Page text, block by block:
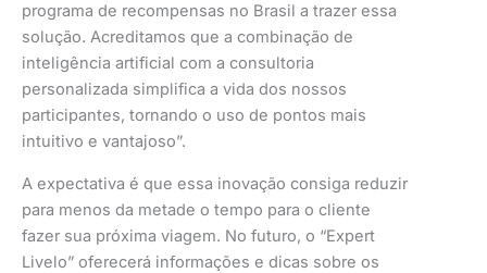
programa de recompensas no Brasil a trazer essa
solução. Acreditamos que a combinação de
inteligência artificial com a consultoria
personalizada simplifica a vida dos nossos
participantes, tornando o uso de pontos mais
intuitivo e vantajoso”.
A expectativa é que essa inovação consiga reduzir
para menos da metade o tempo para o cliente
fazer sua próxima viagem. No futuro, o “Expert
Livelo” oferecerá informações e dicas sobre os